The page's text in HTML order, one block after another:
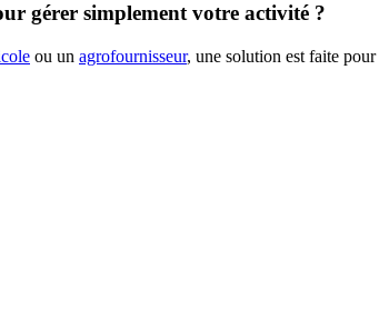
gérer simplement votre activité ?
ou un agrofournisseur, une solution est faite